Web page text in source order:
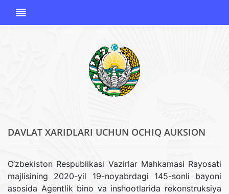
O'ZBEKISTON
KORRUPSIYAGA
QARSHI
KURASHISH
DAVLAT XARIDLARI UCHUN OCHIQ AUKSION
O‘zbekiston Respublikasi Vazirlar Mahkamasi Rayosati
majlisining 2020-yil 19-noyabrdagi 145-sonli bayoni
asosida Agentlik bino va inshootlarida rekonstruksiya